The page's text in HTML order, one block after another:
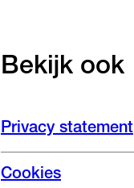
Bekijk ook
Privacy statement
Cookies